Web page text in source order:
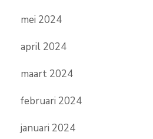
mei 2024
april 2024
maart 2024
februari 2024
januari 2024